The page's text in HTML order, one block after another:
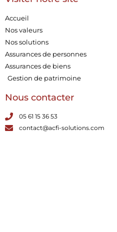
Accueil
Nos valeurs
Nos solutions
Assurances de personnes
Assurances de biens
Gestion de patrimoine
Nous contacter
05 61 15 36 53
contact@acfi-solutions.com